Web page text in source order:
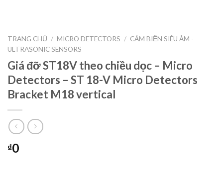
TRANG CHỦ / MICRO DETECTORS / CẢM BIẾN SIÊU ÂM -
ULTRASONIC SENSORS
Giá đỡ ST18V theo chiều dọc – Micro
Detectors – ST 18-V Micro Detectors
Bracket M18 vertical
₫0